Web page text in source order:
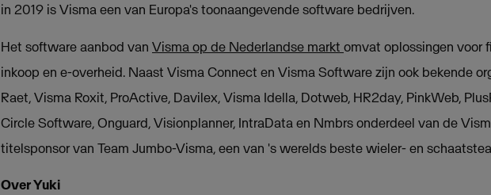
in 2019 is Visma een van Europa's toonaangevende software bedrijven.
Het software aanbod van Visma op de Nederlandse markt omvat oplossingen voor
inkoop en e-overheid. Naast Visma Connect en Visma Software zijn ook bekende
Raet, Visma Roxit, ProActive, Davilex, Visma Idella, Dotweb, HR2day, PinkWeb,
Circle Software, Onguard, Visionplanner, IntraData en Nmbrs onderdeel van de
titelsponsor van Team Jumbo-Visma, een van 's werelds beste wieler- en
Over Yuki